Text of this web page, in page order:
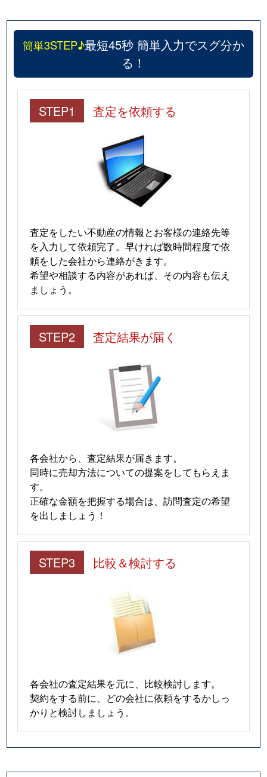
簡単3STEP♪最短45秒 簡単入力でスグ分か
る！
STEP1 査定を依頼する
査定をしたい不動産の情報とお客様の連絡先等
を入力して依頼完了。早ければ数時間程度で依
頼をした会社から連絡がきます。
希望や相談する内容があれば、その内容も伝え
ましょう。
STEP2 査定結果が届く
各会社から、査定結果が届きます。
同時に売却方法についての提案をしてもらえま
す。
正確な金額を把握する場合は、訪問査定の希望
を出しましょう！
STEP3 比較＆検討する
各会社の査定結果を元に、比較検討します。
契約をする前に、どの会社に依頼をするかしっ
かりと検討しましょう。